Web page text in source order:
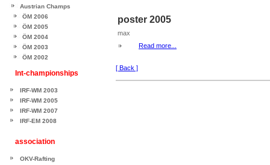
poster 2005
max
Read more...
[ Back ]
Austrian Champs
ÖM 2006
ÖM 2005
ÖM 2004
ÖM 2003
ÖM 2002
Int-championships
IRF-WM 2003
IRF-WM 2005
IRF-WM 2007
IRF-EM 2008
association
OKV-Rafting